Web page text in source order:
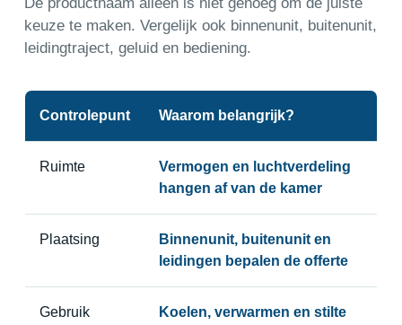
keuze te maken. Vergelijk ook binnenunit, buitenunit,
leidingtraject, geluid en bediening.
Controlepunt Waarom belangrijk?
Ruimte
Vermogen en luchtverdeling
hangen af van de kamer
Plaatsing
Binnenunit, buitenunit en
leidingen bepalen de offerte
Gebruik
Koelen, verwarmen en stilte